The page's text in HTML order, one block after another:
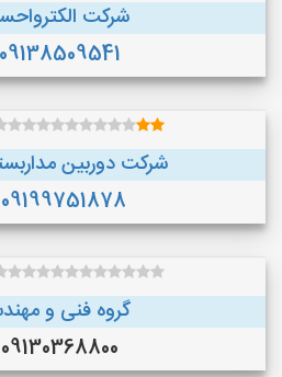
شرکت
09138509541
شرکت دوربین
09199751878
گروه فنی و
09130368800 (یزد)